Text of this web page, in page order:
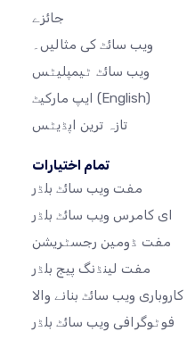
جائزے
ویب سائٹ کی مثالیں۔
ویب سائٹ ٹیمپلیٹس
(English)
تازہ ترین اپڈیٹس
تمام اختیارات
مفت ویب سائٹ بلڈر
ای کامرس ویب سائٹ بلڈر
مفت ڈومین رجسٹریشن
مفت لینڈنگ پیج بلڈر
کاروباری ویب سائٹ بنانے والا
فوٹوگرافی ویب سائٹ بلڈر